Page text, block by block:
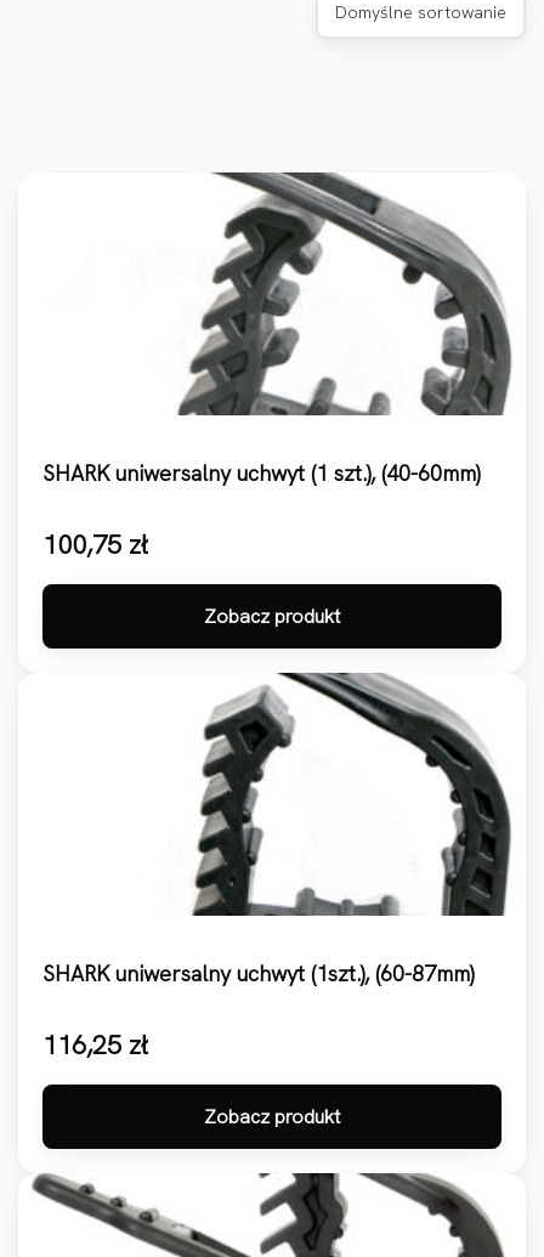
Domyślne sortowanie
SHARK uniwersalny uchwyt (1 szt.), (40-60mm)
100,75 zł
Zobacz produkt
SHARK uniwersalny uchwyt (1szt.), (60-87mm)
116,25 zł
Zobacz produkt